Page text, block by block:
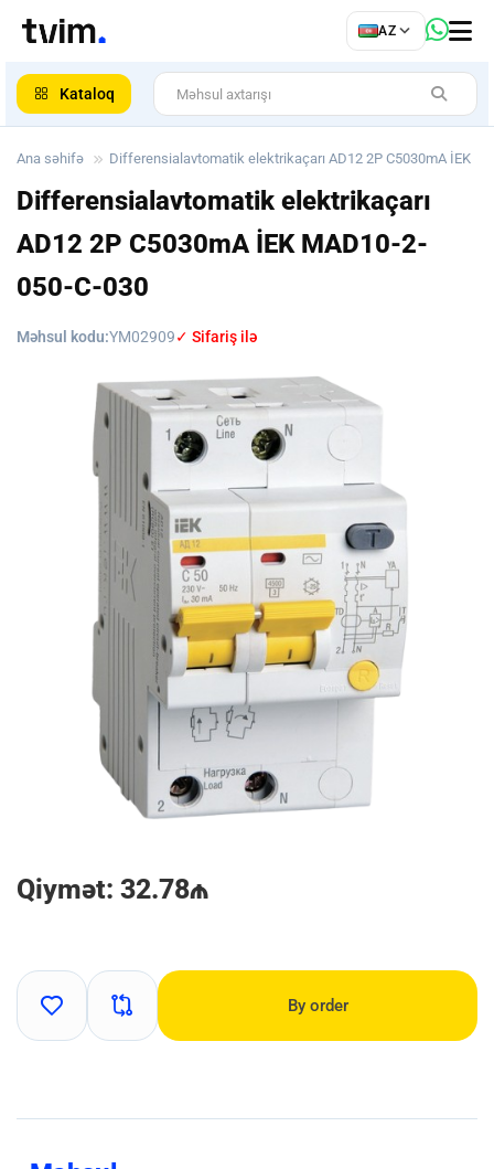
AZ
Kataloq
Ana səhifə Differensialavtomatik elektrikaçarı АD12 2Р C5030mА İEK
Differensialavtomatik elektrikaçarı
АD12 2Р C5030mА İEK MAD10-2-
050-C-030
Məhsul kodu:YM02909✓ Sifariş ilə
Qiymət: 32.78₼
By order